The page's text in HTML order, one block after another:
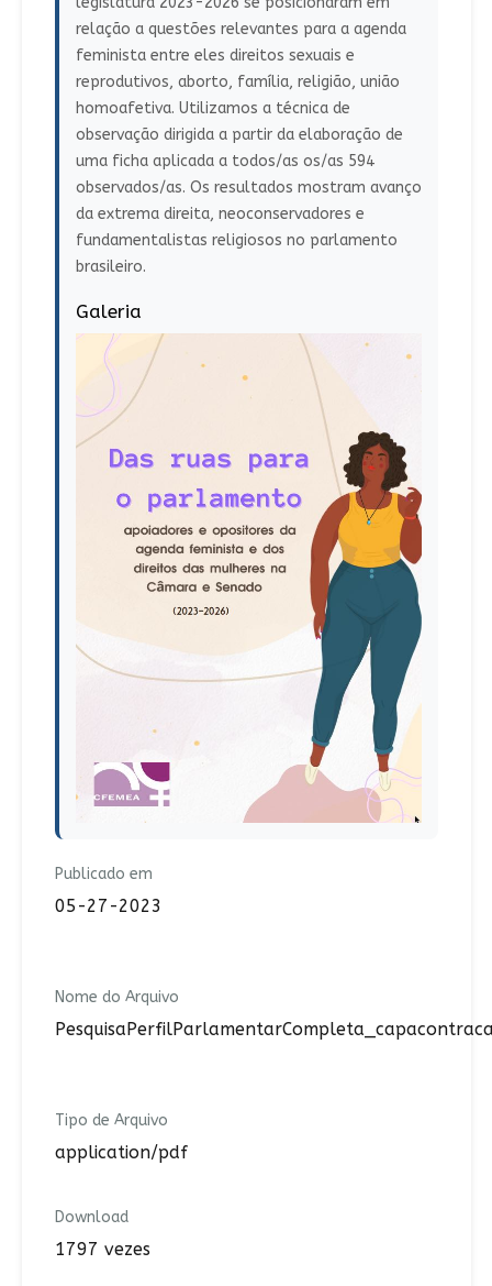
relação a questões relevantes para a agenda
feminista entre eles direitos sexuais e
reprodutivos, aborto, família, religião, união
homoafetiva. Utilizamos a técnica de
observação dirigida a partir da elaboração de
uma ficha aplicada a todos/as os/as 594
observados/as. Os resultados mostram avanço
da extrema direita, neoconservadores e
fundamentalistas religiosos no parlamento
brasileiro.
Galeria
Publicado em
05-27-2023
Nome do Arquivo
Tipo de Arquivo
application/pdf
Download
1797 vezes